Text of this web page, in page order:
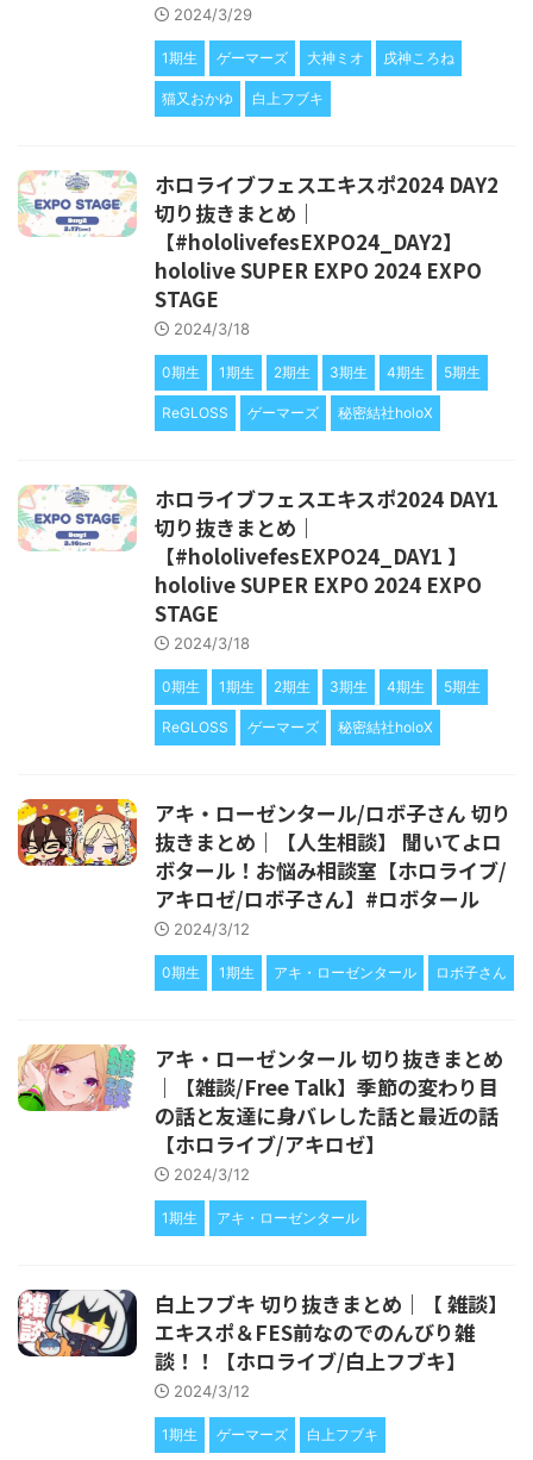
2024/3/29
1期生 ゲーマーズ 大神ミオ 戌神ころね
猫又おかゆ 白上フブキ
ホロライブフェスエキスポ2024 DAY2
切り抜きまとめ｜
【#hololivefesEXPO24_DAY2】
hololive SUPER EXPO 2024 EXPO
STAGE
2024/3/18
0期生 1期生 2期生 3期生 4期生 5期生
ReGLOSS ゲーマーズ 秘密結社holoX
ホロライブフェスエキスポ2024 DAY1
切り抜きまとめ｜
【#hololivefesEXPO24_DAY1 】
hololive SUPER EXPO 2024 EXPO
STAGE
2024/3/18
0期生 1期生 2期生 3期生 4期生 5期生
ReGLOSS ゲーマーズ 秘密結社holoX
アキ・ローゼンタール/ロボ子さん 切り
抜きまとめ｜【人生相談】 聞いてよロ
ボタール！お悩み相談室【ホロライブ/
アキロゼ/ロボ子さん】#ロボタール
2024/3/12
0期生 1期生 アキ・ローゼンタール ロボ子さん
アキ・ローゼンタール 切り抜きまとめ
｜【雑談/Free Talk】季節の変わり目
の話と友達に身バレした話と最近の話
【ホロライブ/アキロゼ】
2024/3/12
1期生 アキ・ローゼンタール
白上フブキ 切り抜きまとめ｜【 雑談】
エキスポ＆FES前なのでのんびり雑
談！！【ホロライブ/白上フブキ】
2024/3/12
1期生 ゲーマーズ 白上フブキ